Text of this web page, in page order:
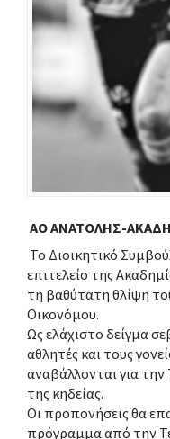
ΑΟ ΑΝΑΤΟΛΗΣ-
Το Διοικητικό
επιτελείο της
τη βαθύτατη θλίψη
Οικονόμου.
Ως ελάχιστο δείγμα
αθλητές και τους
αναβάλλονται για
της κηδείας.
Οι προπονήσεις θα
πρόγραμμα από την